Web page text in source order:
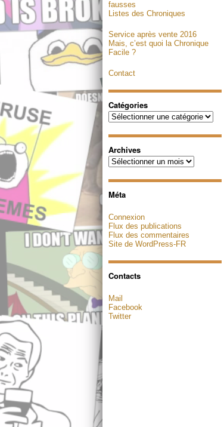
fausses
Listes des Chroniques
Service après vente 2016
Mais, c’est quoi la Chronique
Facile ?
Contact
Catégories
Catégories
Archives
Archives
Méta
Connexion
Flux des publications
Flux des commentaires
Site de WordPress-FR
Contacts
Mail
Facebook
Twitter